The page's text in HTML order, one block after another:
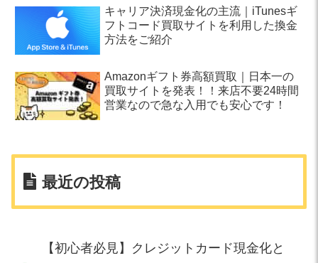
キャリア決済現金化の主流｜iTunesギ
フトコード買取サイトを利用した換金
方法をご紹介
Amazonギフト券高額買取｜日本一の
買取サイトを発表！！来店不要24時間
営業なので急な入用でも安心です！
最近の投稿
【初心者必見】クレジットカード現金化と